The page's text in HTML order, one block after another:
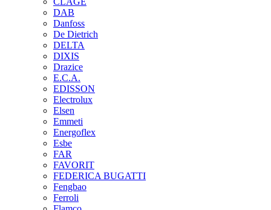
DAB
Danfoss
De Dietrich
DELTA
DIXIS
Drazice
E.C.A.
EDISSON
Electrolux
Elsen
Emmeti
Energoflex
Esbe
FAR
FAVORIT
FEDERICA BUGATTI
Fengbao
Ferroli